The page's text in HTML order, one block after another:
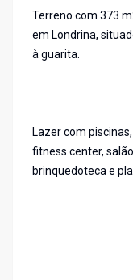
Terreno com 373
em Londrina,
à guarita.
Lazer com
fitness center,
brinquedoteca e